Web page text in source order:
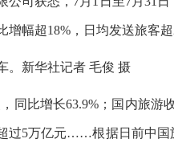
幅超18%，日均发送旅客超
。新华社记者 毛俊 摄
同比增长63.9%；国内旅游
过5万亿元……根据日前中国